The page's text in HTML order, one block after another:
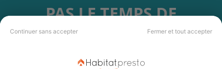
Continuer sans accepter Fermer et tout accepter
PAS LE TEMPS DE
CHERCHER ?
choisir ? Demandez des devis travauxauprès de notre réseau de 5 000